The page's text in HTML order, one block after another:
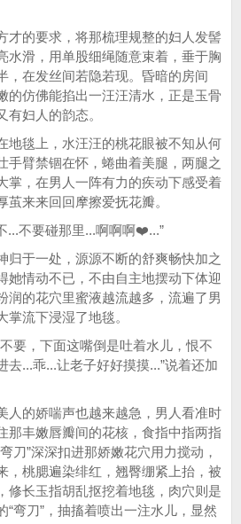
的要求，将那梳理规整的妇人发髻
水滑，用单股细绳随意束着，垂于胸
，在发丝间若隐若现。昏暗的房间
的仿佛能掐出一汪汪清水，正是玉骨
有妇人的韵态。
毯上，水汪汪的桃花眼被不知从何
手臂禁锢在怀，蜷曲着美腿，两腿之
掌，在男人一阵有力的疾动下感受着
来来回回摩擦爱抚花瓣。
不要碰那里...啊啊啊❤️...”
于一处，源源不断的舒爽畅快加之
她情动不已，不由自主地摆动下体迎
润的花穴里蜜液越流越多，流遍了男
掌流下浸湿了地毯。
，下面这嘴倒是吐着水儿，恨不
去...乖...让老子好好摸摸...”说着还加
的娇喘声也越来越急，男人看准时
那丰嫩唇瓣间的花核，食指中指两指
刀”深深扣进那娇嫩花穴用力搅动，
，桃腮遍染绯红，翘臀绷紧上抬，被
修长玉指胡乱抠挖着地毯，肉穴则是
“弯刀”，抽搐着喷出一注水儿，显然